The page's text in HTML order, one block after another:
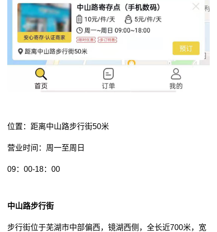
位置：距离中山路步行街50米
营业时间：周一至周日
09：00-18：00
中山路步行街
步行街位于芜湖市中部偏西，镜湖西侧，全长近700米，宽